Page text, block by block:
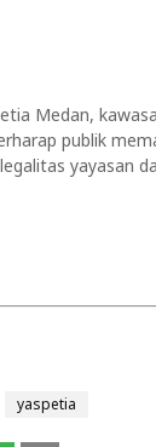
Medan,
publik
yayasan
yaspetia